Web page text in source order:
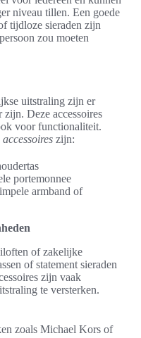
niveau tillen. Een goede
tijdloze sieraden zijn
zou moeten
uitstraling zijn er
zijn. Deze accessoires
voor functionaliteit.
zijn:
portemonnee
armband of
of zakelijke
of statement sieraden
zijn vaak
te versterken.
zoals Michael Kors of